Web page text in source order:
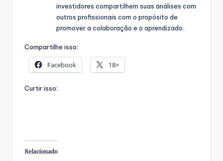
investidores compartilhem suas análises com
outros profissionais com o propósito de
promover a colaboração e o aprendizado.
Compartilhe isso:
Facebook 18+
Curtir isso:
Relacionado